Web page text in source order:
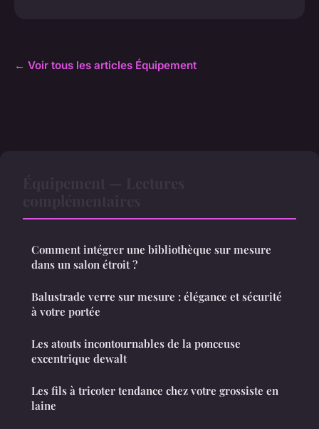
← Voir tous les articles Équipement
Comment intégrer une bibliothèque sur mesure
dans un salon étroit ?
Balustrade verre sur mesure : élégance et sécurité
à votre portée
Les atouts incontournables de la ponceuse
excentrique dewalt
Les fils à tricoter tendance chez votre grossiste en
laine